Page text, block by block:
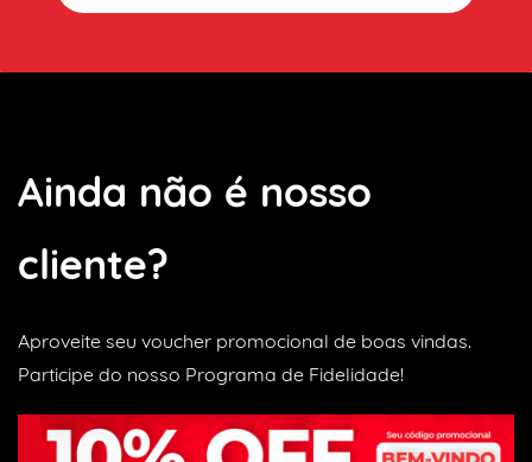
Ainda não é nosso
cliente?
Aproveite seu voucher promocional de boas vindas.
Participe do nosso Programa de Fidelidade!